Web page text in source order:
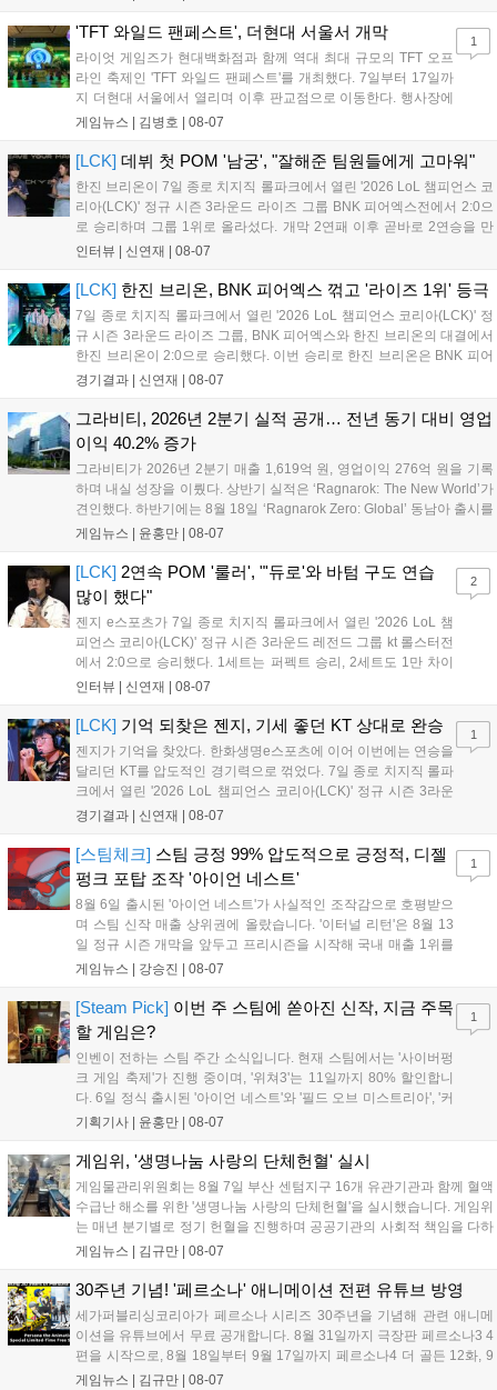
17일까지 이어지는 이번 행사는 신규 세트 체험과 공연 등 다양한 즐길
거리를 제공하며, 이후 현대백화점 판교점에서도 행사가 이어질 예정입
니다. 연말에는 라스베이거스 오픈이 개최됩니다....
'TFT 와일드 팬페스트', 더현대 서울서 개막
라이엇 게임즈가 현대백화점과 함께 역대 최대 규모의 TFT 오프
라인 축제인 'TFT 와일드 팬페스트'를 개최했다. 7일부터 17일까
지 더현대 서울에서 열리며 이후 판교점으로 이동한다. 행사장에
는 체험, 스페셜, 무대 존이 마련됐으며 8일 오후 2시 인비테이셔
연 등 다채로운 일정이 준비되어 있다. 사전 예약은 조기 마감될
만큼 큰 인기를 끌고 있다....
게임뉴스 | 김병호 08-07
1
[LCK] 데뷔 첫 POM '남궁', "잘해준 팀원들에게 고마워"
한진 브리온이 7일 종로 치지직 롤파크에서 열린 '2026 LoL 챔피언스 코
리아(LCK)' 정규 시즌 3라운드 라이즈 그룹 BNK 피어엑스전에서 2:0으
로 승리하며 그룹 1위로 올라섰다. 개막 2연패 이후 곧바로 2연승을 만
들어내면서 이어질 4라운드에 대한 기대감을 올렸다. 다음은 이날 데뷔
인터뷰 | 신연재 08-07
[LCK] 한진 브리온, BNK 피어엑스 꺾고 '라이즈 1위' 등극
7일 종로 치지직 롤파크에서 열린 '2026 LoL 챔피언스 코리아(LCK)' 정
규 시즌 3라운드 라이즈 그룹, BNK 피어엑스와 한진 브리온의 대결에서
한진 브리온이 2:0으로 승리했다. 이번 승리로 한진 브리온은 BNK 피어
엑스를 제치고 라이즈 그룹 1위로 올라섰다. 1세트, 한진 브리온이 '로머'
경기결과 | 신연재 08-07
그라비티, 2026년 2분기 실적 공개… 전년 동기 대비 영업
이익 40.2% 증가
그라비티가 2026년 2분기 매출 1,619억 원, 영업이익 276억 원을 기록
하며 내실 성장을 이뤘다. 상반기 실적은 ‘Ragnarok: The New World’가
견인했다. 하반기에는 8월 18일 ‘Ragnarok Zero: Global’ 동남아 출시를
시작으로 9월 3일 ‘달려라 헤베레케 EX’, 9월 22일 ‘갈바테인’ 등 다양한
이’ 출시가 예정돼 있으며, 2027년에는 ‘Ragnarok 3’ 등 대작을 글로벌
출시할 계획이다. 그라비티는 조인트벤처 설립과 라그나로크 에코 시스
템 구축을 통해 신성장 동력을 확보할 방침이다....
게임뉴스 | 윤홍만 08-07
[LCK] 2연속 POM '룰러', "'듀로'와 바텀 구도 연습
많이 했다"
젠지 e스포츠가 7일 종로 치지직 롤파크에서 열린 '2026 LoL 챔
피언스 코리아(LCK)' 정규 시즌 3라운드 레전드 그룹 kt 롤스터전
에서 2:0으로 승리했다. 1세트는 퍼펙트 승리, 2세트도 1만 차이
를 벌리며 25분 만에 승리하면서 말 그대로 압도적인 경기력을 선
하며 POM에 선정됐...
인터뷰 | 신연재 08-07
2
[LCK] 기억 되찾은 젠지, 기세 좋던 KT 상대로 완승
젠지가 기억을 찾았다. 한화생명e스포츠에 이어 이번에는 연승을
달리던 KT를 압도적인 경기력으로 꺾었다. 7일 종로 치지직 롤파
크에서 열린 '2026 LoL 챔피언스 코리아(LCK)' 정규 시즌 3라운
드 레전드 그룹, kt 롤스터와 젠지 e스포츠의 대결에서 젠지가 압
기억을 되찾기라도 한 듯 1,...
경기결과 | 신연재 08-07
1
[스팀체크] 스팀 긍정 99% 압도적으로 긍정적, 디젤
펑크 포탑 조작 '아이언 네스트'
8월 6일 출시된 '아이언 네스트'가 사실적인 조작감으로 호평받으
며 스팀 신작 매출 상위권에 올랐습니다. '이터널 리턴'은 8월 13
일 정규 시즌 개막을 앞두고 프리시즌을 시작해 국내 매출 1위를
기록했습니다. 25주년을 맞은 '고스트 리콘' 시리즈는 8월 6일 쇼
'마블 투혼: 파이팅 소울즈'와 레트로 수리 시뮬레이션 '리스토
리'도 스팀에 정식 출시되었습니다....
게임뉴스 | 강승진 08-07
1
[Steam Pick] 이번 주 스팀에 쏟아진 신작, 지금 주목
할 게임은?
인벤이 전하는 스팀 주간 소식입니다. 현재 스팀에서는 '사이버펑
크 게임 축제'가 진행 중이며, '위쳐3'는 11일까지 80% 할인합니
다. 6일 정식 출시된 '아이언 네스트'와 '필드 오브 미스트리아', '커
세어 코브'가 호평받고 있습니다. 한편, 7일 출시된 '마블 투혼'은
다. 유비소프트의 '고스트리콘: 와일드랜드'는 7년 만의 대규모 업
데이트 '라스트 라이츠'와 함께 95% 할인 중입니다....
기획기사 | 윤홍만 08-07
1
게임위, '생명나눔 사랑의 단체헌혈' 실시
게임물관리위원회는 8월 7일 부산 센텀지구 16개 유관기관과 함께 혈액
수급난 해소를 위한 '생명나눔 사랑의 단체헌혈'을 실시했습니다. 게임위
는 매년 분기별로 정기 헌혈을 진행하며 공공기관의 사회적 책임을 다하
고 있으며, 이번 행사에는 영화진흥위원회 등 14개 기관 임직원이 동참
따뜻한 실천에 참여한 모든 임직원에게 감사의 뜻을 전하며 헌혈 문화
확산에 앞장섰습니다....
게임뉴스 | 김규만 08-07
30주년 기념! '페르소나' 애니메이션 전편 유튜브 방영
세가퍼블리싱코리아가 페르소나 시리즈 30주년을 기념해 관련 애니메
이션을 유튜브에서 무료 공개합니다. 8월 31일까지 극장판 페르소나3 4
편을 시작으로, 8월 18일부터 9월 17일까지 페르소나4 더 골든 12화, 9
월 15일부터 10월 14일까지 페르소나5 시리즈가 순차 공개됩니다. 또한
게임뉴스 | 김규만 08-07